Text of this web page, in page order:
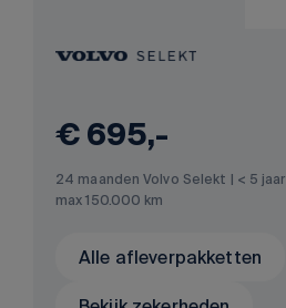
€ 695,-
24 maanden Volvo Selekt | < 5 jaar
max 150.000 km
Alle afleverpakketten